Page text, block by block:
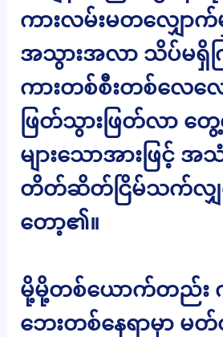
ကားလမ်းမတလျှော
အသွားအလာ သိပ်မရှိက
ကားတစ်စီးတစ်လေလ
ဖြတ်သွားဖြတ်လာ တွေ့
များသောအားဖြင့်
တိတ်ဆိတ်ငြိမ်သက်လျှ
တော့၏။
မို့မို့တစ်ယောက်တည်း
ဘေးတစ်နေရာမှာ မ